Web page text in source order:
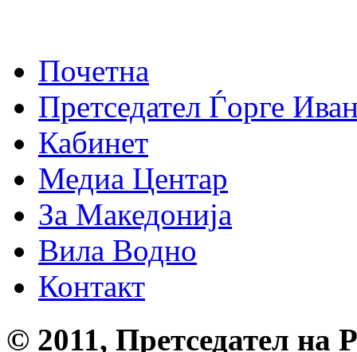
Почетна
Претседател Ѓорге
Кабинет
Медиа Центар
За Македонија
Вила Водно
Контакт
© 2011, Претседател на